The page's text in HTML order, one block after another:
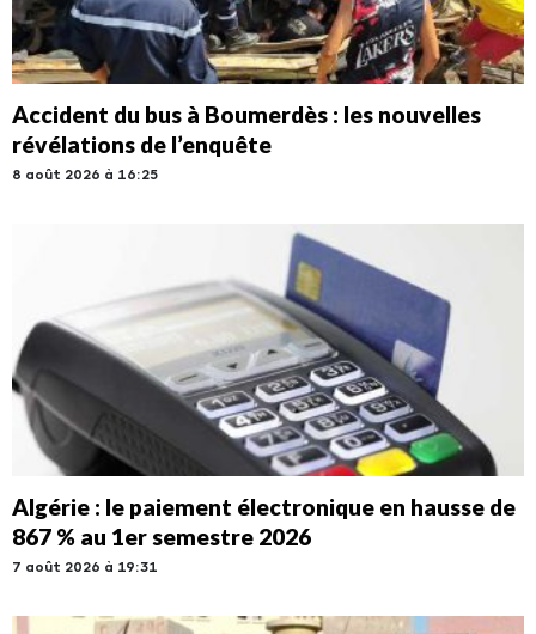
Accident du bus à Boumerdès : les nouvelles
révélations de l’enquête
8 août 2026 à 16:25
Algérie : le paiement électronique en hausse de
867 % au 1er semestre 2026
7 août 2026 à 19:31